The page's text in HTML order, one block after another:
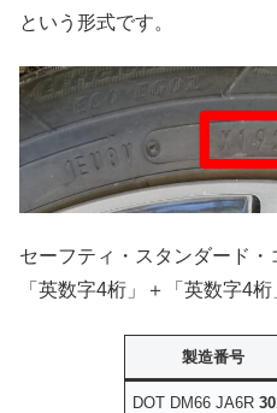
という形式です。
セーフティ・スタンダード
「英数字4桁」＋「英数字4
製造番号
DOT DM66 JA6R